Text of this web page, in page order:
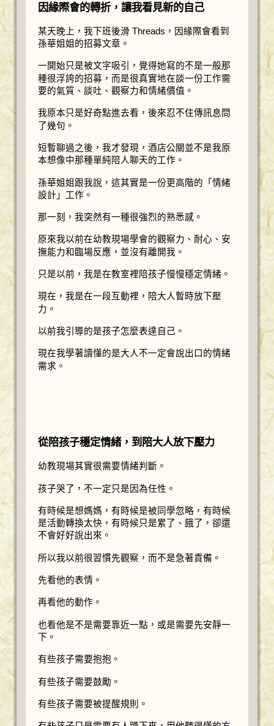
因緣際會的轉折，讓我看見新的自己
某天晚上，我下班後滑 Threads，因緣際會看到
孫華姐姐的招募文章。
一開始只是被文字吸引，覺得她寫的不是一般那
種很浮誇的招募，而是很真實地在談一份工作需
要的氣質、談吐、觀察力和情緒價值。
我原本只是好奇點進去看，後來忍不住傳訊息問
了幾句。
短暫聊過之後，我才發現，酒店公關並不是我原
本想像中那種單純陪人聊天的工作。
孫華姐姐跟我說，這其實是一份更高階的「情緒
設計」工作。
那一刻，我突然有一種很強烈的熟悉感。
原來我以前在幼教現場學會的觀察力、耐心、安
撫能力和臨場反應，並沒有離開我。
只是以前，我是在教室裡陪孩子慢慢穩定情緒。
現在，我是在一段互動裡，陪大人暫時放下壓
力。
以前我引導的是孩子怎麼表達自己。
現在我學著讀懂的是大人不一定會說出口的情緒
需求。
從陪孩子穩定情緒，到陪大人放下壓力
幼教現場其實很需要情緒判斷。
孩子哭了，不一定只是因為任性。
有時候是想媽媽，有時候是被同學忽略，有時候
是活動轉換太快，有時候只是累了、餓了，卻還
不會好好說出來。
所以我以前很習慣先觀察，而不是急著責備。
先看他的表情。
再看他的動作。
也看他是不是需要靠近一點，或是需要先安靜一
下。
有些孩子需要抱抱。
有些孩子需要鼓勵。
有些孩子需要被提醒規則。